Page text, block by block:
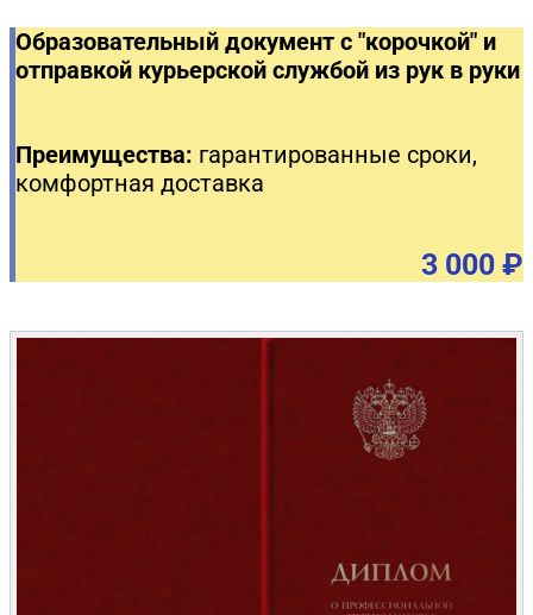
Образовательный документ с "корочкой" и
отправкой курьерской службой из рук в руки
Преимущества: гарантированные сроки,
комфортная доставка
3 000 ₽